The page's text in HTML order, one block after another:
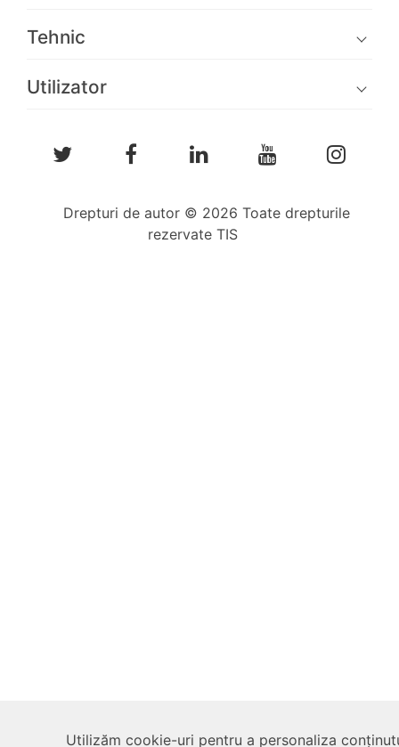
Tehnic
Utilizator
Drepturi de autor © 2026 Toate drepturile
rezervate TIS
Utilizăm cookie-uri pentru a personaliza